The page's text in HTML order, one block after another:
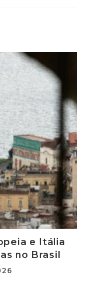
e Itália
no Brasil